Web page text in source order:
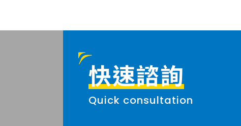
快速諮詢
Quick consultation